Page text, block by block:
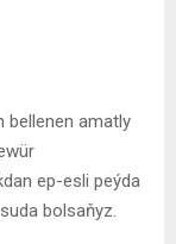
bellenen amatly
ep-esli peýda
bolsaňyz.